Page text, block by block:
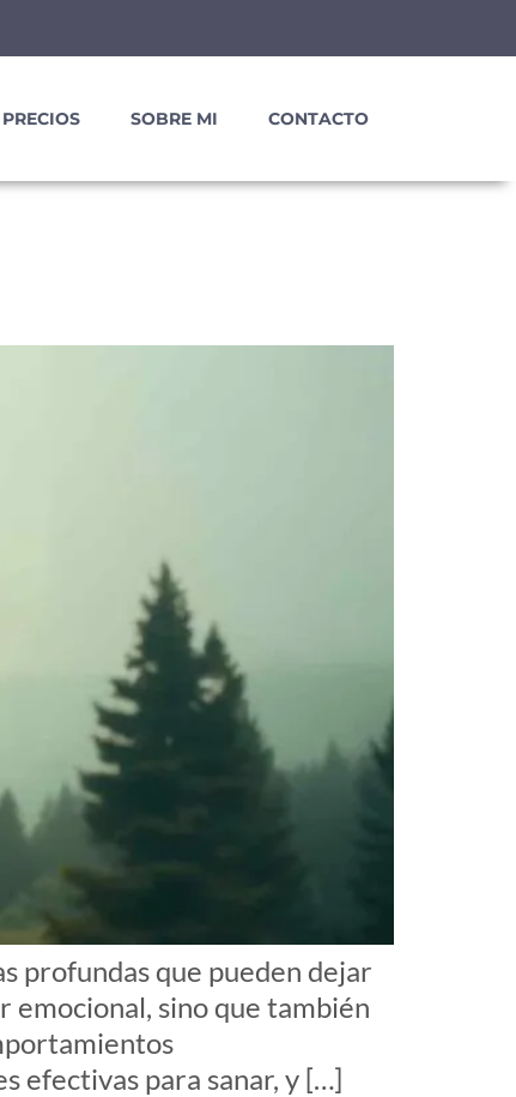
PRECIOS SOBRE MI CONTACTO
profundas que pueden dejar
emocional, sino que también
efectivas para sanar, y […]